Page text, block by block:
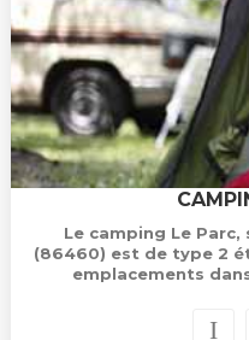
Le camping Le
(86460) est de type 2
emplacements